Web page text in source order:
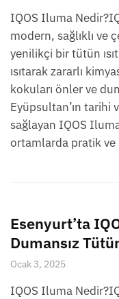
IQOS Iluma
modern, sağlıklı ve
yenilikçi bir tütün
ısıtarak zararlı
kokuları önler ve
Eyüpsultan’ın
sağlayan IQOS
ortamlarda pratik ve
Esenyurt’ta
Dumansız
Ocak 3, 2025
IQOS Iluma